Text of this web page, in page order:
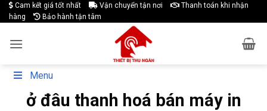
Skip
to
Cam kết giá tốt nhất Vận chuyển tận nơi
Thanh toán khi nhận
hàng
Bảo hành tận tâm
Menu
ở đâu thanh hoá bán máy in